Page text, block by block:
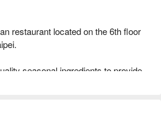
restaurant located on the 6th floor
seasonal ingredients to provide
unforgettable one.